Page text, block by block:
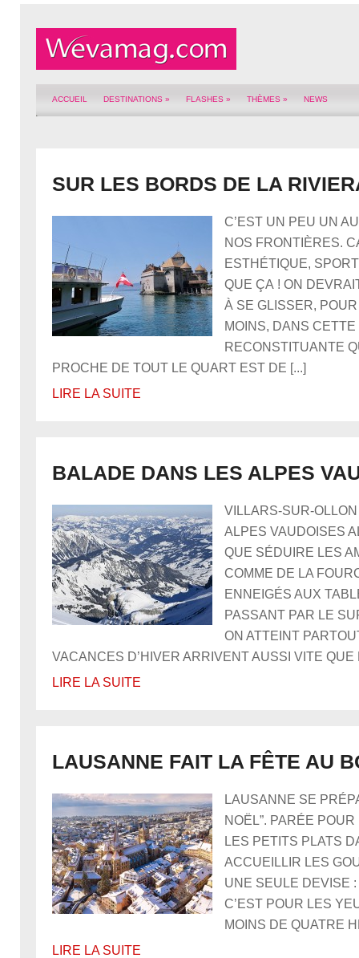
ACCUEIL DESTINATIONS » FLASHES » THÈMES » NEWS
SUR LES BORDS DE LA
C’EST UN PEU UN
NOS FRONTIÈRES.
ESTHÉTIQUE,
QUE ÇA ! ON
À SE GLISSER,
MOINS, DANS
RECONSTITUANTE
PROCHE DE TOUT LE QUART EST DE [...]
LIRE LA SUITE
BALADE DANS LES ALPES
VILLARS-SUR-
ALPES VAUDOISES
QUE SÉDUIRE LES
COMME DE LA
ENNEIGÉS AUX
PASSANT PAR LE
ON ATTEINT
VACANCES D’HIVER ARRIVENT AUSSI VITE QUE
LIRE LA SUITE
LAUSANNE FAIT LA FÊTE AU
LAUSANNE SE
NOËL”. PARÉE
LES PETITS PLATS
ACCUEILLIR LES
UNE SEULE DEVISE
C’EST POUR LES
MOINS DE QUATRE
LIRE LA SUITE